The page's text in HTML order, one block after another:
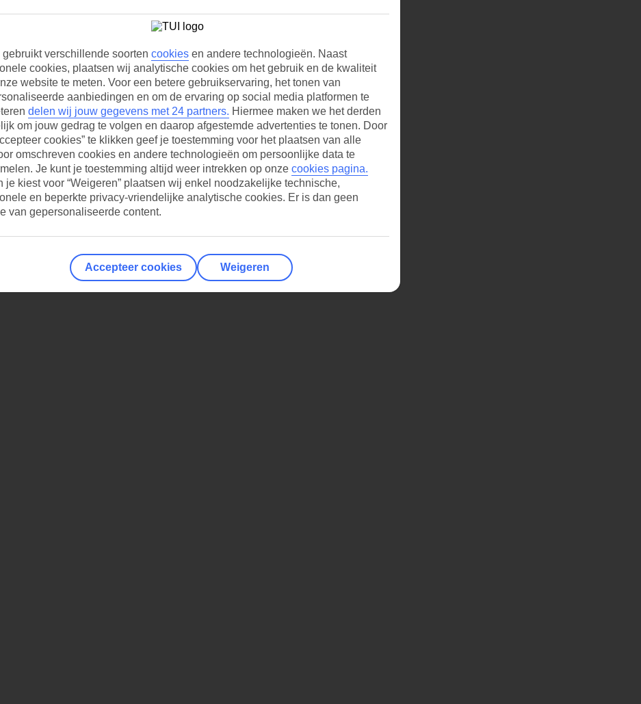
gebruikt verschillende soorten cookies en andere technologieën. Naast
cookies, plaatsen wij analytische cookies om het gebruik en de kwaliteit
website te meten. Voor een betere gebruikservaring, het tonen van
aanbiedingen en om de ervaring op social media platformen te
delen wij jouw gegevens met 24 partners. Hiermee maken we het derden
om jouw gedrag te volgen en daarop afgestemde advertenties te tonen. Door
cookies” te klikken geef je toestemming voor het plaatsen van alle
omschreven cookies en andere technologieën om persoonlijke data te
Je kunt je toestemming altijd weer intrekken op onze cookies pagina.
je kiest voor “Weigeren” plaatsen wij enkel noodzakelijke technische,
en beperkte privacy-vriendelijke analytische cookies. Er is dan geen
van gepersonaliseerde content.
Accepteer cookies Weigeren